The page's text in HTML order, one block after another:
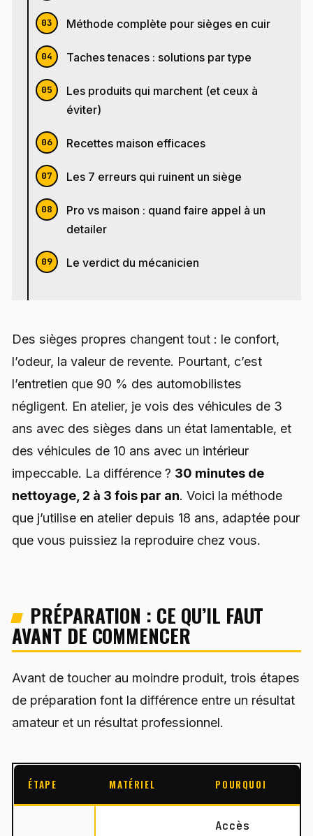
Méthode complète pour sièges en cuir
Taches tenaces : solutions par type
Les produits qui marchent (et ceux à
éviter)
Recettes maison efficaces
Les 7 erreurs qui ruinent un siège
Pro vs maison : quand faire appel à un
detailer
Le verdict du mécanicien
Des sièges propres changent tout : le confort,
l’odeur, la valeur de revente. Pourtant, c’est
l’entretien que 90 % des automobilistes
négligent. En atelier, je vois des véhicules de 3
ans avec des sièges dans un état lamentable, et
des véhicules de 10 ans avec un intérieur
impeccable. La différence ? 30 minutes de
nettoyage, 2 à 3 fois par an. Voici la méthode
que j’utilise en atelier depuis 18 ans, adaptée pour
que vous puissiez la reproduire chez vous.
PRÉPARATION : CE QU’IL FAUT
AVANT DE COMMENCER
Avant de toucher au moindre produit, trois étapes
de préparation font la différence entre un résultat
amateur et un résultat professionnel.
ÉTAPE MATÉRIEL POURQUOI
Accès